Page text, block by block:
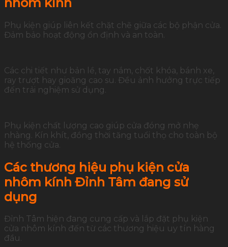
Phụ kiện giúp liên kết chặt chẽ giữa các bộ phận cửa.
Đảm bảo hoạt động ổn định và an toàn.
Các chi tiết như bản lề, tay nắm, chốt khóa, bánh xe,
ray trượt hay gioăng cao su. Đều ảnh hưởng trực tiếp
đến trải nghiệm sử dụng.
Phụ kiện chất lượng cao giúp cửa đóng mở nhẹ
nhàng. Kín khít, đồng thời tăng tuổi thọ cho toàn bộ
hệ thống cửa.
Các thương hiệu phụ kiện cửa
nhôm kính Đỉnh Tâm đang sử
dụng
Đỉnh Tâm hiện đang cung cấp và lắp đặt phụ kiện
cửa nhôm kính đến từ các thương hiệu uy tín hàng
đầu.